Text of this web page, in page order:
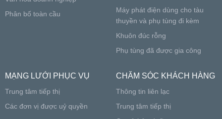
Phân bố toàn cầu
Máy phát điện dùng cho tàu
thuyền và phụ tùng đi kèm
Khuôn đúc rỗng
Phụ tùng đã được gia công
MẠNG LƯỚI PHỤC VỤ
Trung tâm tiếp thị
Các đơn vị được uỷ quyền
CHĂM SÓC KHÁCH HÀNG
Thông tin liên lạc
Trung tâm tiếp thị